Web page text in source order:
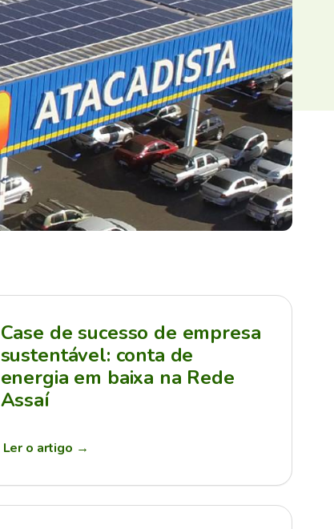
Case de sucesso de empresa
sustentável: conta de
energia em baixa na Rede
Assaí
Ler o artigo →